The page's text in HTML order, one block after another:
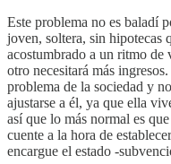
Este problema no es baladí
joven, soltera, sin hipotecas
acostumbrado a un ritmo
otro necesitará más
problema de la sociedad y
ajustarse a él, ya que ella
así que lo más normal es
cuente a la hora de
encargue el estado -